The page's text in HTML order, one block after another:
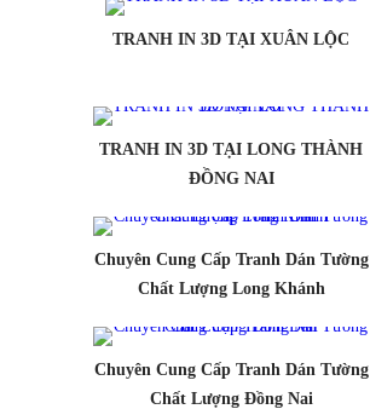
TRANH IN 3D TẠI XUÂN LỘC
TRANH IN 3D TẠI LONG THÀNH
ĐỒNG NAI
Chuyên Cung Cấp Tranh Dán Tường
Chất Lượng Long Khánh
Chuyên Cung Cấp Tranh Dán Tường
Chất Lượng Đồng Nai